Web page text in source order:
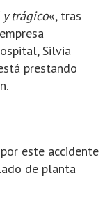
trágico«, tras
Silvia
prestando
este accidente
de planta